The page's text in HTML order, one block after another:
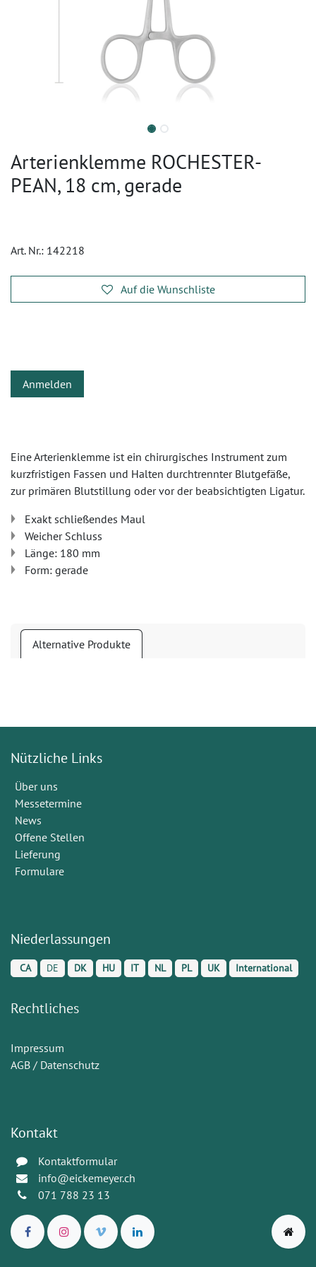
Arterienklemme ROCHESTER-
PEAN, 18 cm, gerade
Art. Nr.: 142218
Auf die Wunschliste
Anmelden
Eine Arterienklemme ist ein chirurgisches Instrument zum
kurzfristigen Fassen und Halten durchtrennter Blutgefäße,
zur primären Blutstillung oder vor der beabsichtigten Ligatur.
Exakt schließendes Maul
Weicher Schluss
Länge: 180 mm
Form: gerade
Alternative Produkte
Nützliche Links
Über uns
Messetermine
News
Offene Stellen
Lieferung
Formulare
Niederlassungen
CA DE DK HU IT NL PL UK International
Rechtliches
Impressum
AGB / Datenschutz
Kontakt
Kontaktformular
info@eickemeyer.ch
071 788 23 13